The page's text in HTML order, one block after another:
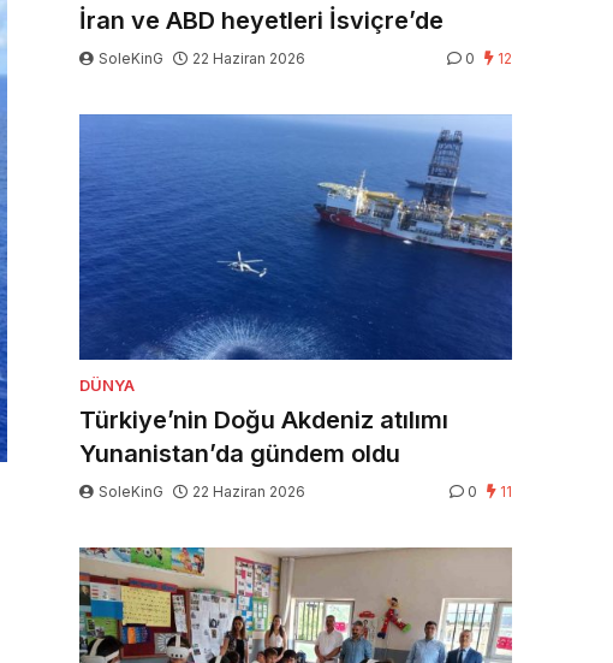
İran ve ABD heyetleri İsviçre’de
SoleKinG 22 Haziran 2026 0 12
DÜNYA
Türkiye’nin Doğu Akdeniz atılımı
Yunanistan’da gündem oldu
SoleKinG 22 Haziran 2026 0 11